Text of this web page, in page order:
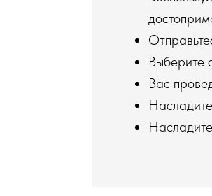
Выберите
Вас